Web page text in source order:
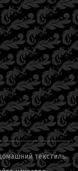
текстиль.